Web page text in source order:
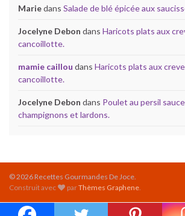
Mariedans Salade de blé épicée aux
Jocelyne Debon dans Haricots plats aux
cancoillotte.
mamie caillou dans Haricots plats aux
cancoillotte.
Jocelyne Debon dans Poulet au persil
champignons et lardons.
© 2026 Recettes Gourmandes De Joce.
Construit avec
parThèmes Graphene